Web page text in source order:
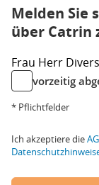
Melden Sie
über Catrin
Frau Herr Divers
vorzeitig
* Pflichtfelder
Ich akzeptiere die